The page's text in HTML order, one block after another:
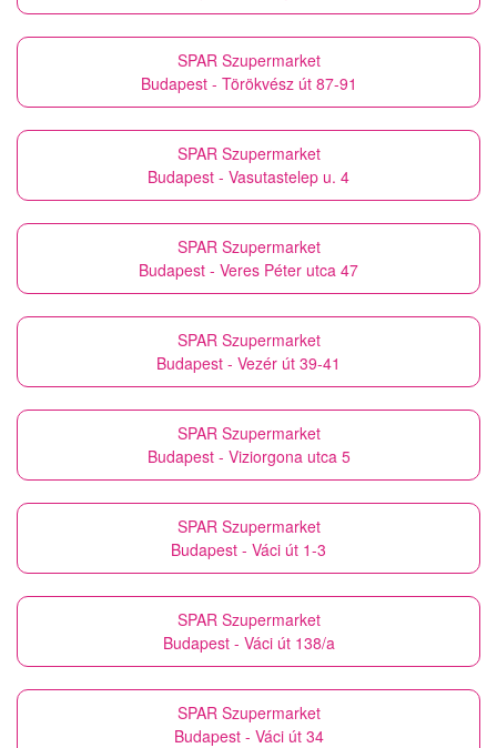
SPAR Szupermarket
Budapest - Törökvész út 87-91
SPAR Szupermarket
Budapest - Vasutastelep u. 4
SPAR Szupermarket
Budapest - Veres Péter utca 47
SPAR Szupermarket
Budapest - Vezér út 39-41
SPAR Szupermarket
Budapest - Viziorgona utca 5
SPAR Szupermarket
Budapest - Váci út 1-3
SPAR Szupermarket
Budapest - Váci út 138/a
SPAR Szupermarket
Budapest - Váci út 34